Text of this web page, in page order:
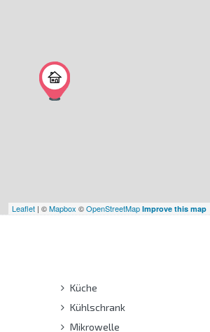
Leaflet | ©Mapbox ©OpenStreetMap Improve this map
Küche
Kühlschrank
Mikrowelle